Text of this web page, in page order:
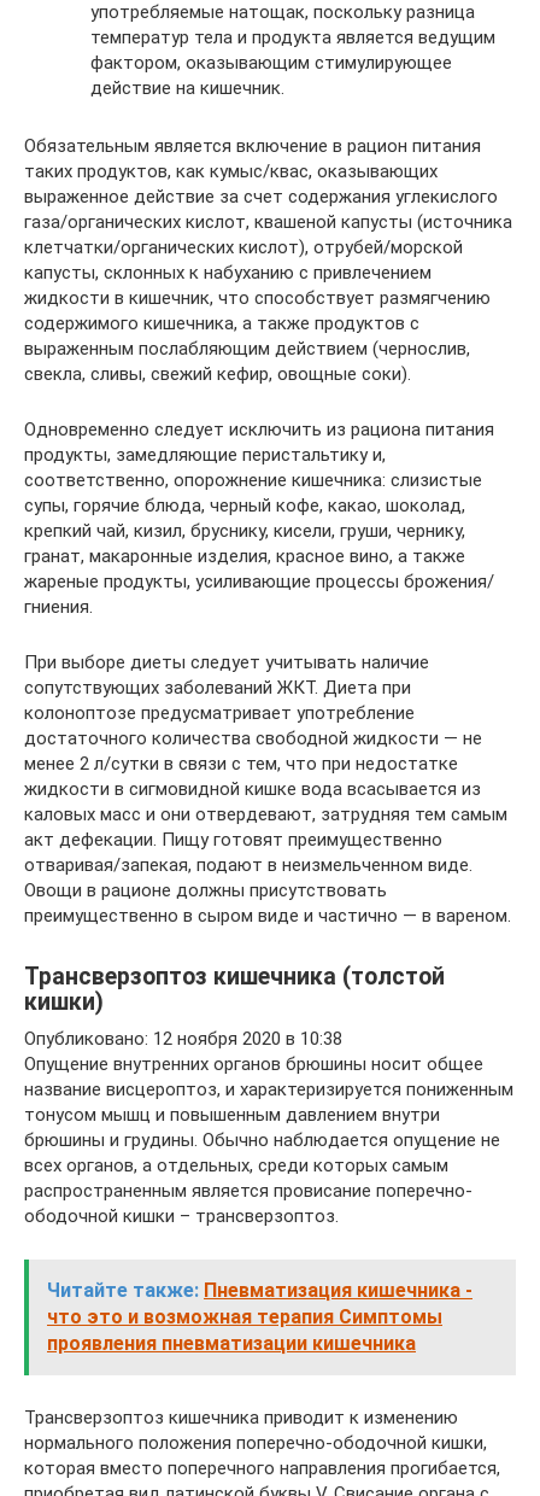
употребляемые натощак, поскольку разница
температур тела и продукта является ведущим
фактором, оказывающим стимулирующее
действие на кишечник.
Обязательным является включение в рацион питания
таких продуктов, как кумыс/квас, оказывающих
выраженное действие за счет содержания углекислого
газа/органических кислот, квашеной капусты (источника
клетчатки/органических кислот), отрубей/морской
капусты, склонных к набуханию с привлечением
жидкости в кишечник, что способствует размягчению
содержимого кишечника, а также продуктов с
выраженным послабляющим действием (чернослив,
свекла, сливы, свежий кефир, овощные соки).
Одновременно следует исключить из рациона питания
продукты, замедляющие перистальтику и,
соответственно, опорожнение кишечника: слизистые
супы, горячие блюда, черный кофе, какао, шоколад,
крепкий чай, кизил, бруснику, кисели, груши, чернику,
гранат, макаронные изделия, красное вино, а также
жареные продукты, усиливающие процессы брожения/
гниения.
При выборе диеты следует учитывать наличие
сопутствующих заболеваний ЖКТ. Диета при
колоноптозе предусматривает употребление
достаточного количества свободной жидкости — не
менее 2 л/сутки в связи с тем, что при недостатке
жидкости в сигмовидной кишке вода всасывается из
каловых масс и они отвердевают, затрудняя тем самым
акт дефекации. Пищу готовят преимущественно
отваривая/запекая, подают в неизмельченном виде.
Овощи в рационе должны присутствовать
преимущественно в сыром виде и частично — в вареном.
Трансверзоптоз кишечника (толстой
кишки)
Опубликовано: 12 ноября 2020 в 10:38
Опущение внутренних органов брюшины носит общее
название висцероптоз, и характеризируется пониженным
тонусом мышц и повышенным давлением внутри
брюшины и грудины. Обычно наблюдается опущение не
всех органов, а отдельных, среди которых самым
распространенным является провисание поперечно-
ободочной кишки – трансверзоптоз.
Читайте также: Пневматизация кишечника -
что это и возможная терапия Симптомы
проявления пневматизации кишечника
Трансверзоптоз кишечника приводит к изменению
нормального положения поперечно-ободочной кишки,
которая вместо поперечного направления прогибается,